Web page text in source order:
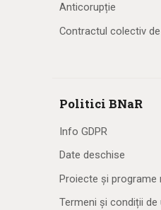
Anticorupție
Contractul colectiv
Politici BNaR
Info GDPR
Date deschise
Proiecte și programe
Termeni și condiții